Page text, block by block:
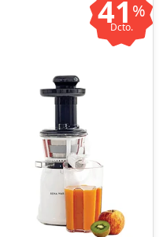
41 %
Dcto.